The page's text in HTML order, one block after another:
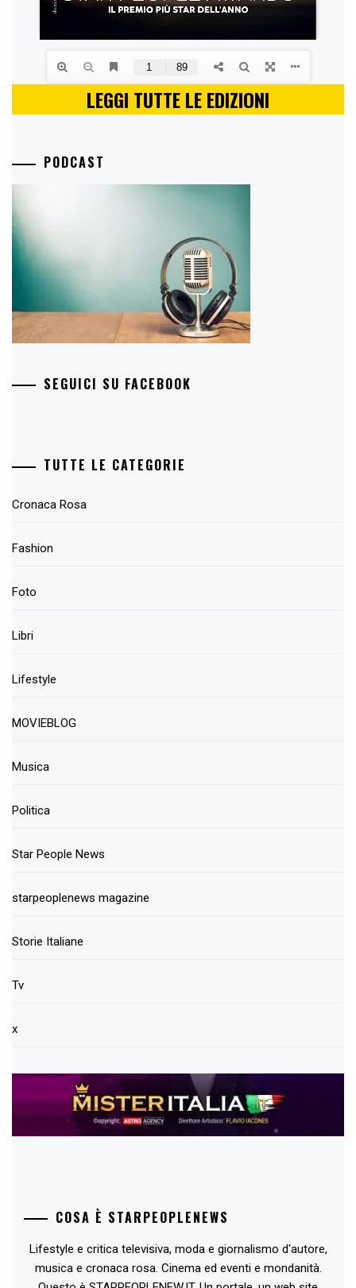
LEGGI TUTTE LE EDIZIONI
PODCAST
SEGUICI SU FACEBOOK
TUTTE LE CATEGORIE
Cronaca Rosa
Fashion
Foto
Libri
Lifestyle
MOVIEBLOG
Musica
Politica
Star People News
starpeoplenews magazine
Storie Italiane
Tv
x
COSA È STARPEOPLENEWS
Lifestyle e critica televisiva, moda e giornalismo d'autore,
musica e cronaca rosa. Cinema ed eventi e mondanità.